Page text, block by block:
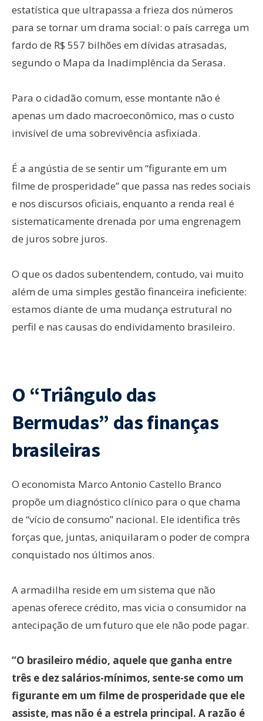
estatística que ultrapassa a frieza dos números
para se tornar um drama social: o país carrega um
fardo de R$ 557 bilhões em dívidas atrasadas,
segundo o Mapa da Inadimplência da Serasa.
Para o cidadão comum, esse montante não é
apenas um dado macroeconômico, mas o custo
invisível de uma sobrevivência asfixiada.
É a angústia de se sentir um “figurante em um
filme de prosperidade” que passa nas redes sociais
e nos discursos oficiais, enquanto a renda real é
sistematicamente drenada por uma engrenagem
de juros sobre juros.
O que os dados subentendem, contudo, vai muito
além de uma simples gestão financeira ineficiente:
estamos diante de uma mudança estrutural no
perfil e nas causas do endividamento brasileiro.
O “Triângulo das
Bermudas” das finanças
brasileiras
O economista Marco Antonio Castello Branco
propõe um diagnóstico clínico para o que chama
de “vício de consumo” nacional. Ele identifica três
forças que, juntas, aniquilaram o poder de compra
conquistado nos últimos anos.
A armadilha reside em um sistema que não
apenas oferece crédito, mas vicia o consumidor na
antecipação de um futuro que ele não pode pagar.
“O brasileiro médio, aquele que ganha entre
três e dez salários-mínimos, sente-se como um
figurante em um filme de prosperidade que ele
assiste, mas não é a estrela principal. A razão é